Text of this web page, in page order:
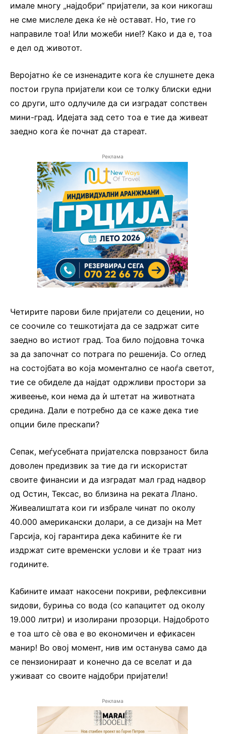
имале многу „најдобри“ пријатели, за кои никогаш
не сме мислеле дека ќе нè остават. Но, тие го
направиле тоа! Или можеби ние!? Како и да е, тоа
е дел од животот.
Веројатно ќе се изненадите кога ќе слушнете дека
постои група пријатели кои се толку блиски едни
со други, што одлучиле да си изградат сопствен
мини-град. Идејата зад сето тоа е тие да живеат
заедно кога ќе почнат да стареат.
Реклама
Четирите парови биле пријатели со децении, но
се соочиле со тешкотијата да се задржат сите
заедно во истиот град. Тоа било појдовна точка
за да започнат со потрага по решенија. Со оглед
на состојбата во која моментално се наоѓа светот,
тие се обиделе да најдат одржливи простори за
живеење, кои нема да ѝ штетат на животната
средина. Дали е потребно да се каже дека тие
опции биле прескапи?
Сепак, меѓусебната пријателска поврзаност била
доволен предизвик за тие да ги искористат
своите финансии и да изградат мал град надвор
од Остин, Тексас, во близина на реката Ллано.
Живеалиштата кои ги избрале чинат по околу
40.000 американски долари, а се дизајн на Мет
Гарсија, кој гарантира дека кабините ќе ги
издржат сите временски услови и ќе траат низ
годините.
Кабините имаат накосени покриви, рефлексивни
ѕидови, буриња со вода (со капацитет од околу
19.000 литри) и изолирани прозорци. Најдоброто
е тоа што сè ова е во економичен и ефикасен
манир! Во овој момент, нив им останува само да
се пензионираат и конечно да се вселат и да
уживаат со своите најдобри пријатели!
Реклама